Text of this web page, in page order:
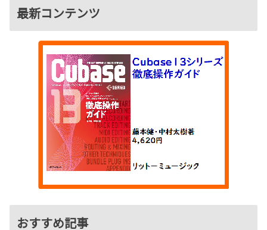
最新コンテンツ
おすすめ記事